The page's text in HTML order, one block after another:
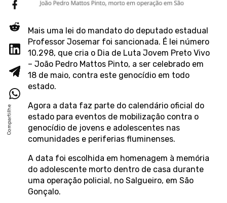
Mais uma lei do mandato do deputado estadual
Professor Josemar foi sancionada. É lei número
10.298, que cria o Dia de Luta Jovem Preto Vivo
– João Pedro Mattos Pinto, a ser celebrado em
18 de maio, contra este genocídio em todo
estado.
Agora a data faz parte do calendário oficial do
estado para eventos de mobilização contra o
genocídio de jovens e adolescentes nas
comunidades e periferias fluminenses.
A data foi escolhida em homenagem à memória
do adolescente morto dentro de casa durante
uma operação policial, no Salgueiro, em São
Gonçalo.